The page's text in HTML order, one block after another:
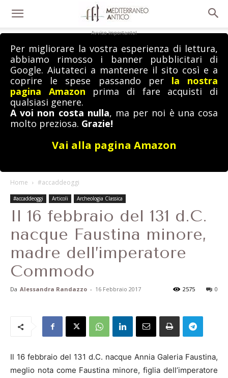
Avviso importante!
Per migliorare la vostra esperienza di lettura,
abbiamo rimosso i banner pubblicitari di
Google. Aiutateci a mantenere il sito così e a
coprire le spese passando per la nostra
pagina Amazon prima di fare acquisti di
qualsiasi genere.
A voi non costa nulla, ma per noi è una cosa
molto preziosa. Grazie!
Vai alla pagina Amazon
Home #accaddeoggi
#accaddeoggi Articoli Archeologia Classica
Il 16 febbraio del 131 d.C.
nacque Faustina minore,
madre dell’imperatore
Commodo
Da Alessandra Randazzo - 16 Febbraio 2017 0
2575
Il 16 febbraio del 131 d.C. nacque Annia Galeria Faustina,
meglio nota come Faustina minore, figlia dell’imperatore